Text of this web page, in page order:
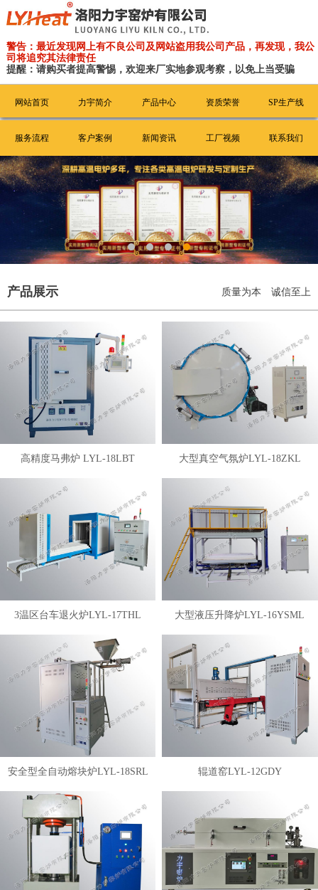
警告：最近发现网上有不良公司及网站盗用我公司产品，再发现，我公
司将追究其法律责任
提醒：请购买者提高警惕，欢迎来厂实地参观考察，以免上当受骗
网站首页 力宇简介 产品中心 资质荣誉 SP生产线
服务流程 客户案例 新闻资讯 工厂视频 联系我们
产品展示 质量为本 诚信至上
高精度马弗炉 LYL-18LBT 大型真空气氛炉LYL-18ZKL
3温区台车退火炉LYL-17THL 大型液压升降炉LYL-16YSML
安全型全自动熔块炉LYL-18SRL 辊道窑LYL-12GDY